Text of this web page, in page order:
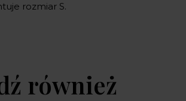
rozmiar S.
również